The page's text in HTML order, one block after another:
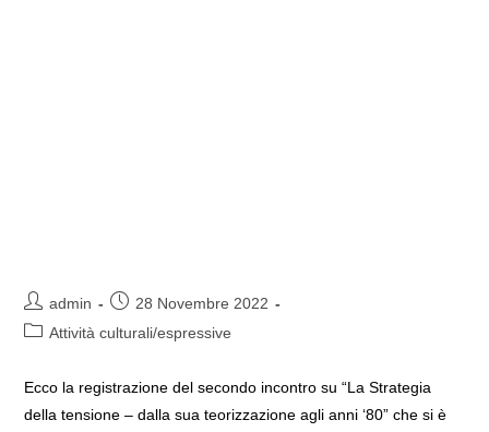
Autore
dell'articolo:
admin
Articolo
pubblicato:
28 Novembre 2022
Categoria
Attività culturali/espressive
Ecco la registrazione del secondo incontro su “La Strategia
della tensione – dalla sua teorizzazione agli anni ‘80” che si è